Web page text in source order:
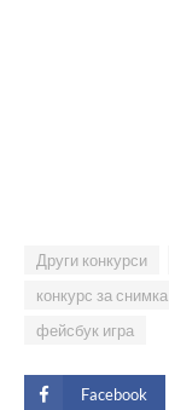
Други конкурси
конкурс за снимка
фейсбук игра
Facebook